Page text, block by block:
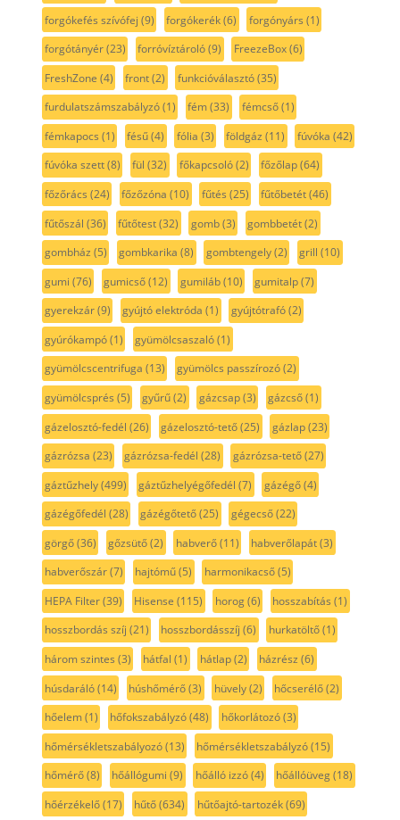
forgókefés szívófej (9) forgókerék(6) forgónyárs (1)
forgótányér(23) forróvíztároló(9) FreezeBox(6)
FreshZone (4) front(2) funkcióválasztó(35)
furdulatszámszabályzó(1) fém(33) fémcső(1)
fémkapocs (1) fésű(4) fólia (3) földgáz (11) fúvóka (42)
fúvóka szett(8) fül (32) főkapcsoló(2) főzőlap(64)
főzőrács (24) főzőzóna (10) fűtés (25) fűtőbetét(46)
fűtőszál (36) fűtőtest(32) gomb(3) gombbetét(2)
gombház (5) gombkarika (8) gombtengely(2) grill (10)
gumi (76) gumicső(12) gumiláb(10) gumitalp(7)
gyerekzár(9) gyújtó elektróda (1) gyújtótrafó(2)
gyúrókampó(1) gyümölcsaszaló(1)
gyümölcscentrifuga (13) gyümölcs passzírozó(2)
gyümölcsprés (5) gyűrű(2) gázcsap(3) gázcső(1)
gázelosztó-fedél (26) gázelosztó-tető(25) gázlap(23)
gázrózsa (23) gázrózsa-fedél (28) gázrózsa-tető(27)
gáztűzhely(499) gáztűzhelyégőfedél (7) gázégő(4)
gázégőfedél (28) gázégőtető(25) gégecső(22)
görgő(36) gőzsütő(2) habverő(11) habverőlapát(3)
habverőszár(7) hajtómű(5) harmonikacső(5)
HEPA Filter(39) Hisense (115) horog(6) hosszabítás (1)
hosszbordás szíj (21) hosszbordásszíj (6) hurkatöltő(1)
három szintes (3) hátfal (1) hátlap(2) házrész (6)
húsdaráló(14) húshőmérő(3) hüvely(2) hőcserélő(2)
hőelem(1) hőfokszabályzó(48) hőkorlátozó(3)
hőmérsékletszabályozó(13) hőmérsékletszabályzó(15)
hőmérő(8) hőállógumi (9) hőálló izzó(4) hőállóüveg(18)
hőérzékelő(17) hűtő(634) hűtőajtó-tartozék(69)